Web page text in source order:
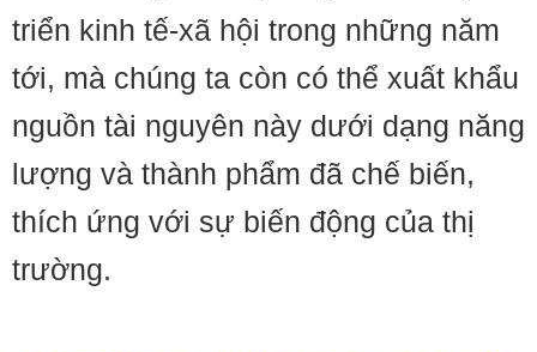
triển kinh tế-xã hội trong những năm
tới, mà chúng ta còn có thể xuất khẩu
nguồn tài nguyên này dưới dạng năng
lượng và thành phẩm đã chế biến,
thích ứng với sự biến động của thị
trường.